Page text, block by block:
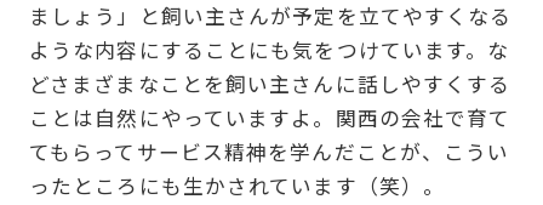
ましょう」と飼い主さんが予定を立てやすくなる
ような内容にすることにも気をつけています。な
どさまざまなことを飼い主さんに話しやすくする
ことは自然にやっていますよ。関西の会社で育て
てもらってサービス精神を学んだことが、こうい
ったところにも生かされています（笑）。